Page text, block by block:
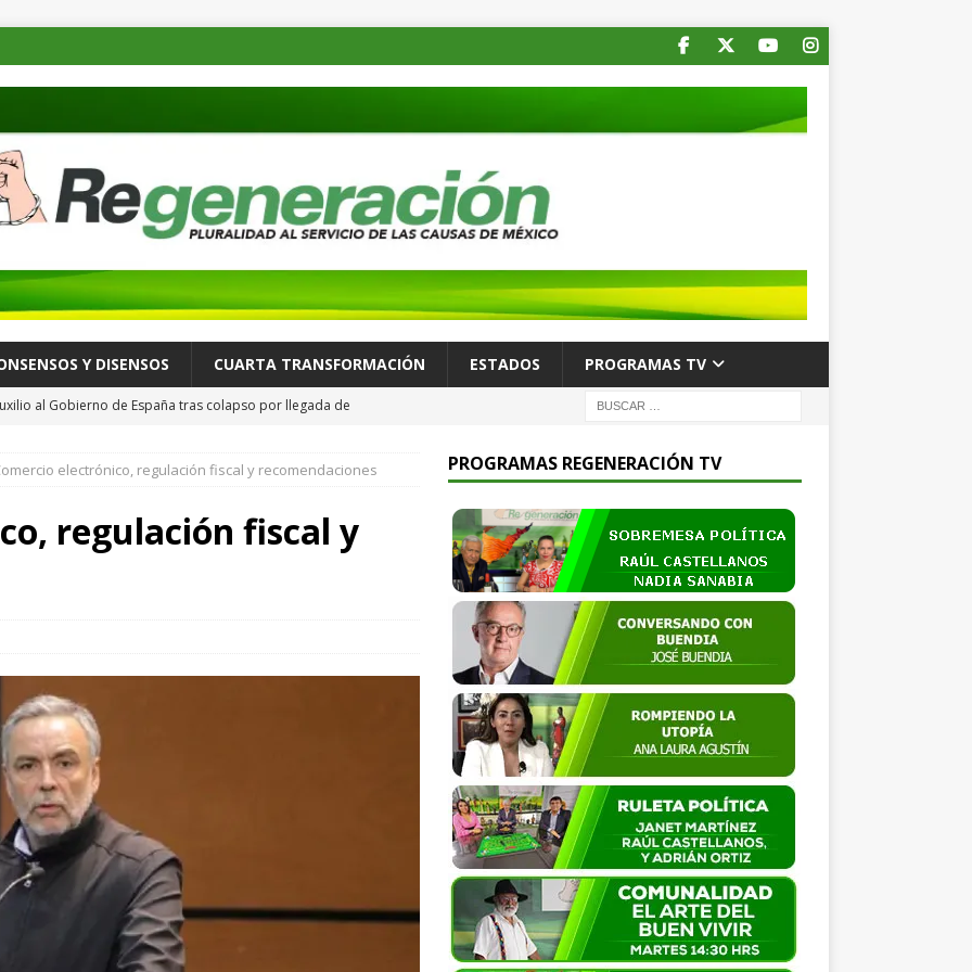
Y DISENSOS CUARTA TRANSFORMACIÓN ESTADOS PROGRAMAS TV
al Gobierno de España tras colapso por llegada de
recorre Loma Rancho y Los Molinos para atender necesidades
entre los destinos turísticos más felices del mundo
la UABJO impulsa la democracia y los derechos humanos desde
electrónico, regulación fiscal y recomendaciones
regulación fiscal y
PROGRAMAS REGENERACIÓN TV